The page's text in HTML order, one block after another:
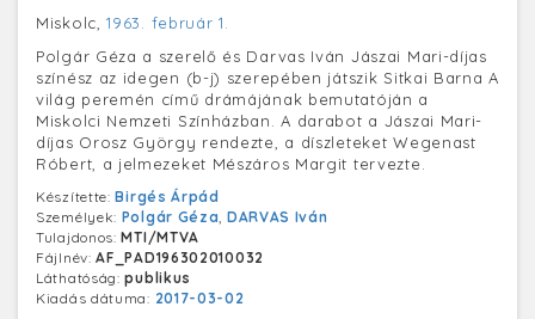
Miskolc,1963. február 1.
Polgár Géza a szerelő és Darvas Iván Jászai Mari-díjas
színész az idegen (b-j) szerepében játszik Sitkai Barna A
világ peremén című drámájának bemutatóján a
Miskolci Nemzeti Színházban. A darabot a Jászai Mari-
díjas Orosz György rendezte, a díszleteket Wegenast
Róbert, a jelmezeket Mészáros Margit tervezte.
Készítette:Birgés Árpád
Személyek: Polgár Géza DARVAS Iván
Tulajdonos:MTI/MTVA
Fájlnév:AF_PAD196302010032
Láthatóság:publikus
Kiadás dátuma: 2017-03-02